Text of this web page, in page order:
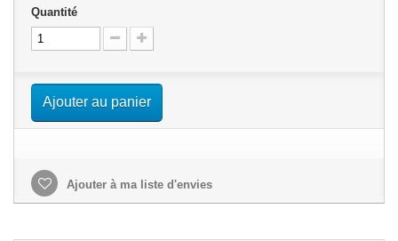
Quantité
Ajouter au panier
Ajouter à ma liste d'envies